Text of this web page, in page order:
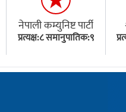
नेपाली कम्युनिष्ट पार्टी
प्रत्यक्ष:८ समानुपातिक:९